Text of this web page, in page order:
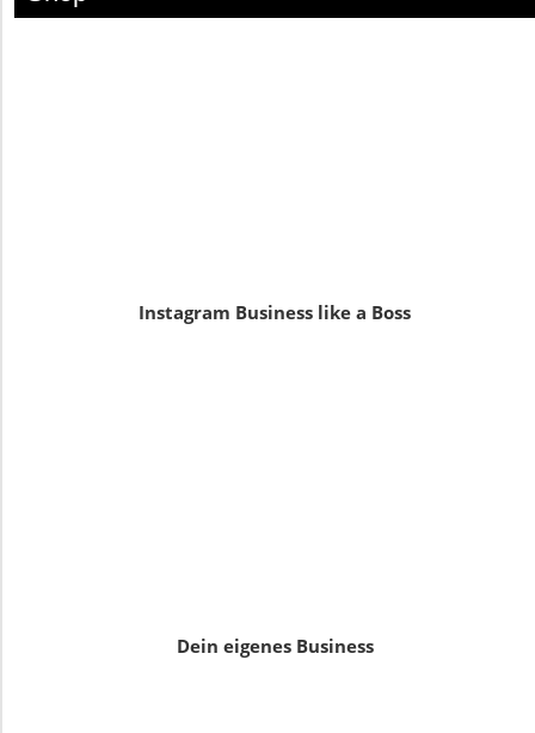
Instagram Business like a Boss
Dein eigenes Business